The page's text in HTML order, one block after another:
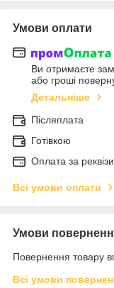
Умови оплати
Ви отримаєте
або гроші
Детальніше
Післяплата
Готівкою
Оплата за
Всі умови оплати
Умови
Повернення товару
Всі умови